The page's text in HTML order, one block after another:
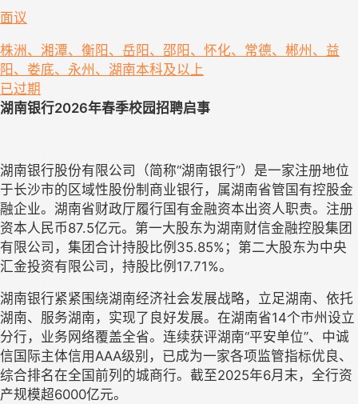
面议
株洲、湘潭、衡阳、岳阳、邵阳、怀化、常德、郴州、益
阳、娄底、永州、湖南本科及以上
已过期
湖南银行2026年春季校园招聘启事
湖南银行股份有限公司（简称“湖南银行”）是一家注册地位
于长沙市的区域性股份制商业银行，属湖南省管国有控股金
融企业。湖南省财政厅履行国有金融资本出资人职责。注册
资本人民币87.5亿元。第一大股东为湖南财信金融控股集团
有限公司，集团合计持股比例35.85%；第二大股东为中央
汇金投资有限公司，持股比例17.71%。
湖南银行紧紧围绕湖南经济社会发展战略，立足湖南、依托
湖南、服务湖南，实现了良好发展。在湖南省14个市州设立
分行，业务网络覆盖全省。连续获评湖南“平安单位”、中诚
信国际主体信用AAA级别，已成为一家各项监管指标优良、
综合排名在全国前列的城商行。截至2025年6月末，全行资
产规模超6000亿元。